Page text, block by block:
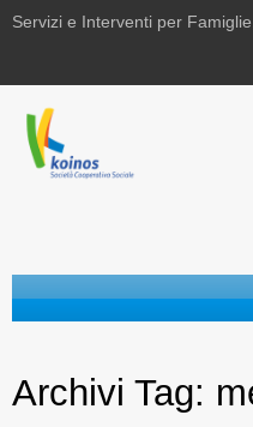
Servizi e Interventi per
Area Famiglie e Minori |
Archivi Tag: